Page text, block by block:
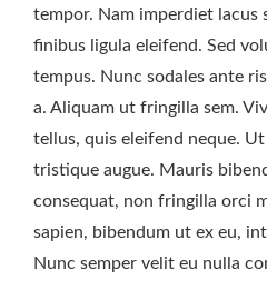
tempor. Nam imperdiet lacus
finibus ligula eleifend. Sed
tempus. Nunc sodales ante
a. Aliquam ut fringilla sem.
tellus, quis eleifend neque.
tristique augue. Mauris
consequat, non fringilla orci
sapien, bibendum ut ex eu,
Nunc semper velit eu nulla